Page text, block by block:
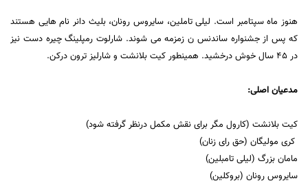
هنوز ماه سپتامبر است. لیلی تاملین، سایروس رونان، بلیث دانر نام هایی هستند
که پس از جشنواره ساندنس ن زمزمه می شوند. شارلوت رمپلینگ چیره دست نیز
در 45 سال خوش درخشید. همینطور کیت بلانشت و شارلیز ترون درکن.
مدعیان اصلی:
کیت بلانشت (کارول مگر برای نقش مکمل درنظر گرفته شود)
کری مولیگان (حق رای زنان)
مامان بزرگ (لیلی تامبلین)
سایروس رونان (بروکلین)